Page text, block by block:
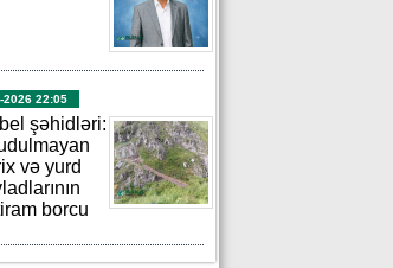
2026 22:05
şəhidləri:
və yurd
borcu